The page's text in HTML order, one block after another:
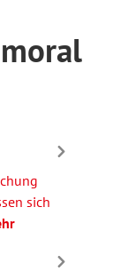
sich